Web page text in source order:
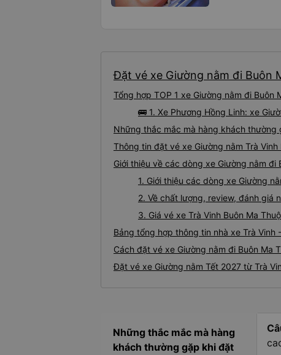
Đặt vé xe Giường nằm đi Buôn
Tổng hợp TOP 1 xe Giường nằm đi
🚌 1. Xe Phương Hồng Linh: xe
Những thắc mắc mà hàng khách thường
Thông tin đặt vé xe Giường nằm Trà
Giới thiệu về các dòng xe Giường nằm đi
1. Giới thiệu các dòng xe Giường
2. Về chất lượng, review, đánh giá
3. Giá vé xe Trà Vinh Buôn Ma
Bảng tổng hợp thông tin nhà xe Trà Vinh
Cách đặt vé xe Giường nằm đi Buôn Ma
Đặt vé xe Giường nằm Tết 2027 từ Trà
Những thắc mắc mà hàng
khách thường gặp khi đặt